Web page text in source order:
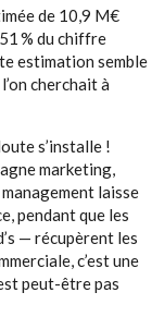
de 10,9 M€
% du chiffre
estimation semble
cherchait à
s’installe !
marketing,
laisse
pendant que les
— récupèrent les
c’est une
peut-être pas